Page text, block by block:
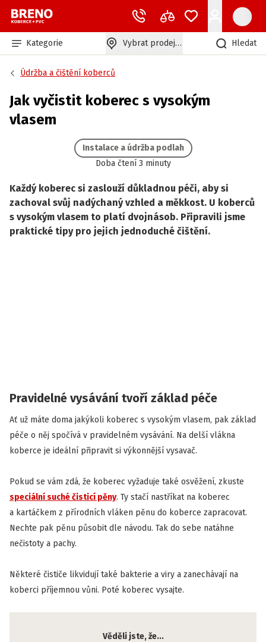
Kategorie Vybrat prodejnu Hledat
Údržba a čištění koberců
Jak vyčistit koberec s vysokým
vlasem
Doba čtení 3 minuty
Instalace a údržba podlah
Každý koberec si zaslouží důkladnou péči, aby si
zachoval svůj nadýchaný vzhled a měkkost. U koberců
s vysokým vlasem to platí dvojnásob. Připravili jsme
praktické tipy pro jejich jednoduché čištění.
Pravidelné vysávání tvoří základ péče
Ať už máte doma jakýkoli koberec s vysokým vlasem, pak základ
péče o něj spočívá v pravidelném vysávání. Na delší vlákna
koberce je ideální připravit si výkonnější vysavač.
Pokud se vám zdá, že koberec vyžaduje také osvěžení, zkuste
speciální suché čisticí pěny. Ty stačí nastříkat na koberec
a kartáčkem z přírodních vláken pěnu do koberce zapracovat.
Nechte pak pěnu působit dle návodu. Tak do sebe natáhne
nečistoty a pachy.
Některé čističe likvidují také bakterie a viry a zanechávají na
koberci příjemnou vůni. Poté koberec vysajte.
Věděli jste, že...